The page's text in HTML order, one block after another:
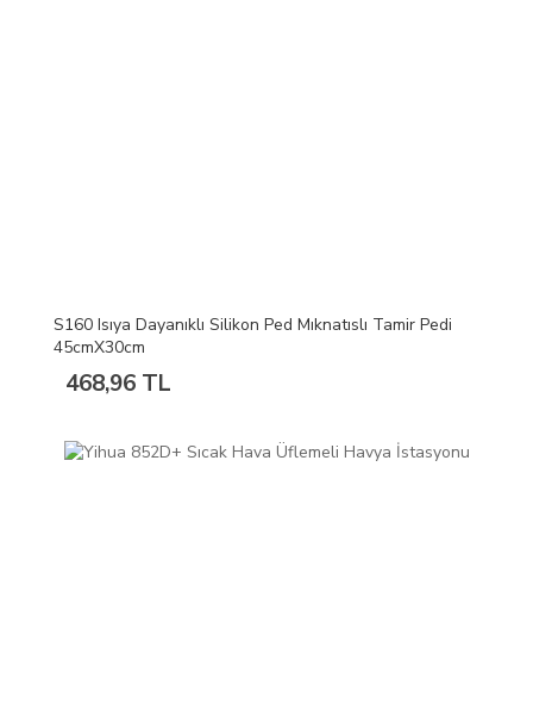
S160 Isıya Dayanıklı Silikon Ped Mıknatıslı Tamir Pedi
45cmX30cm
468,96 TL